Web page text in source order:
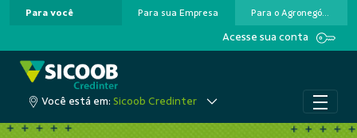
Pular para o Conteúdo principal
Para você Para sua Empresa Para o Agronegócio
Acesse sua conta
Você está em: Sicoob Credinter